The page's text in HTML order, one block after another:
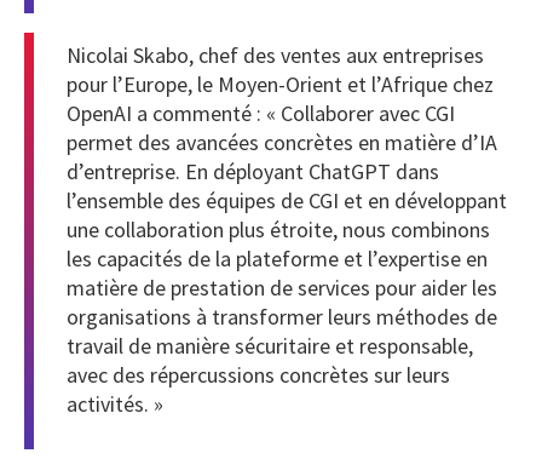
Nicolai Skabo, chef des ventes aux entreprises
pour l’Europe, le Moyen-Orient et l’Afrique chez
OpenAI a commenté : « Collaborer avec CGI
permet des avancées concrètes en matière d’IA
d’entreprise. En déployant ChatGPT dans
l’ensemble des équipes de CGI et en développant
une collaboration plus étroite, nous combinons
les capacités de la plateforme et l’expertise en
matière de prestation de services pour aider les
organisations à transformer leurs méthodes de
travail de manière sécuritaire et responsable,
avec des répercussions concrètes sur leurs
activités. »